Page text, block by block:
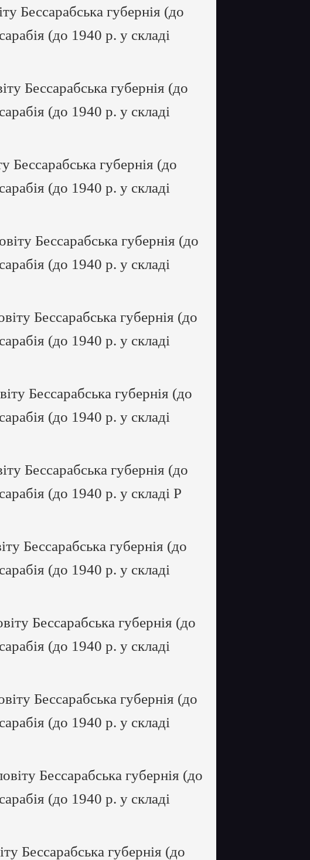
Бессарабська губернія (до
(до 1940 р. у складі
Бессарабська губернія (до
(до 1940 р. у складі
Бессарабська губернія (до
(до 1940 р. у складі
Бессарабська губернія (до
(до 1940 р. у складі
Бессарабська губернія (до
(до 1940 р. у складі
Бессарабська губернія (до
(до 1940 р. у складі
Бессарабська губернія (до
(до 1940 р. у складі Р
Бессарабська губернія (до
(до 1940 р. у складі
Бессарабська губернія (до
(до 1940 р. у складі
Бессарабська губернія (до
(до 1940 р. у складі
Бессарабська губернія (до
(до 1940 р. у складі
Бессарабська губернія (до